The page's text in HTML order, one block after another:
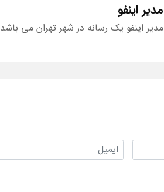
مدیر اینفو
مدیر اینفو یک رسانه در شهر تهران می باشد